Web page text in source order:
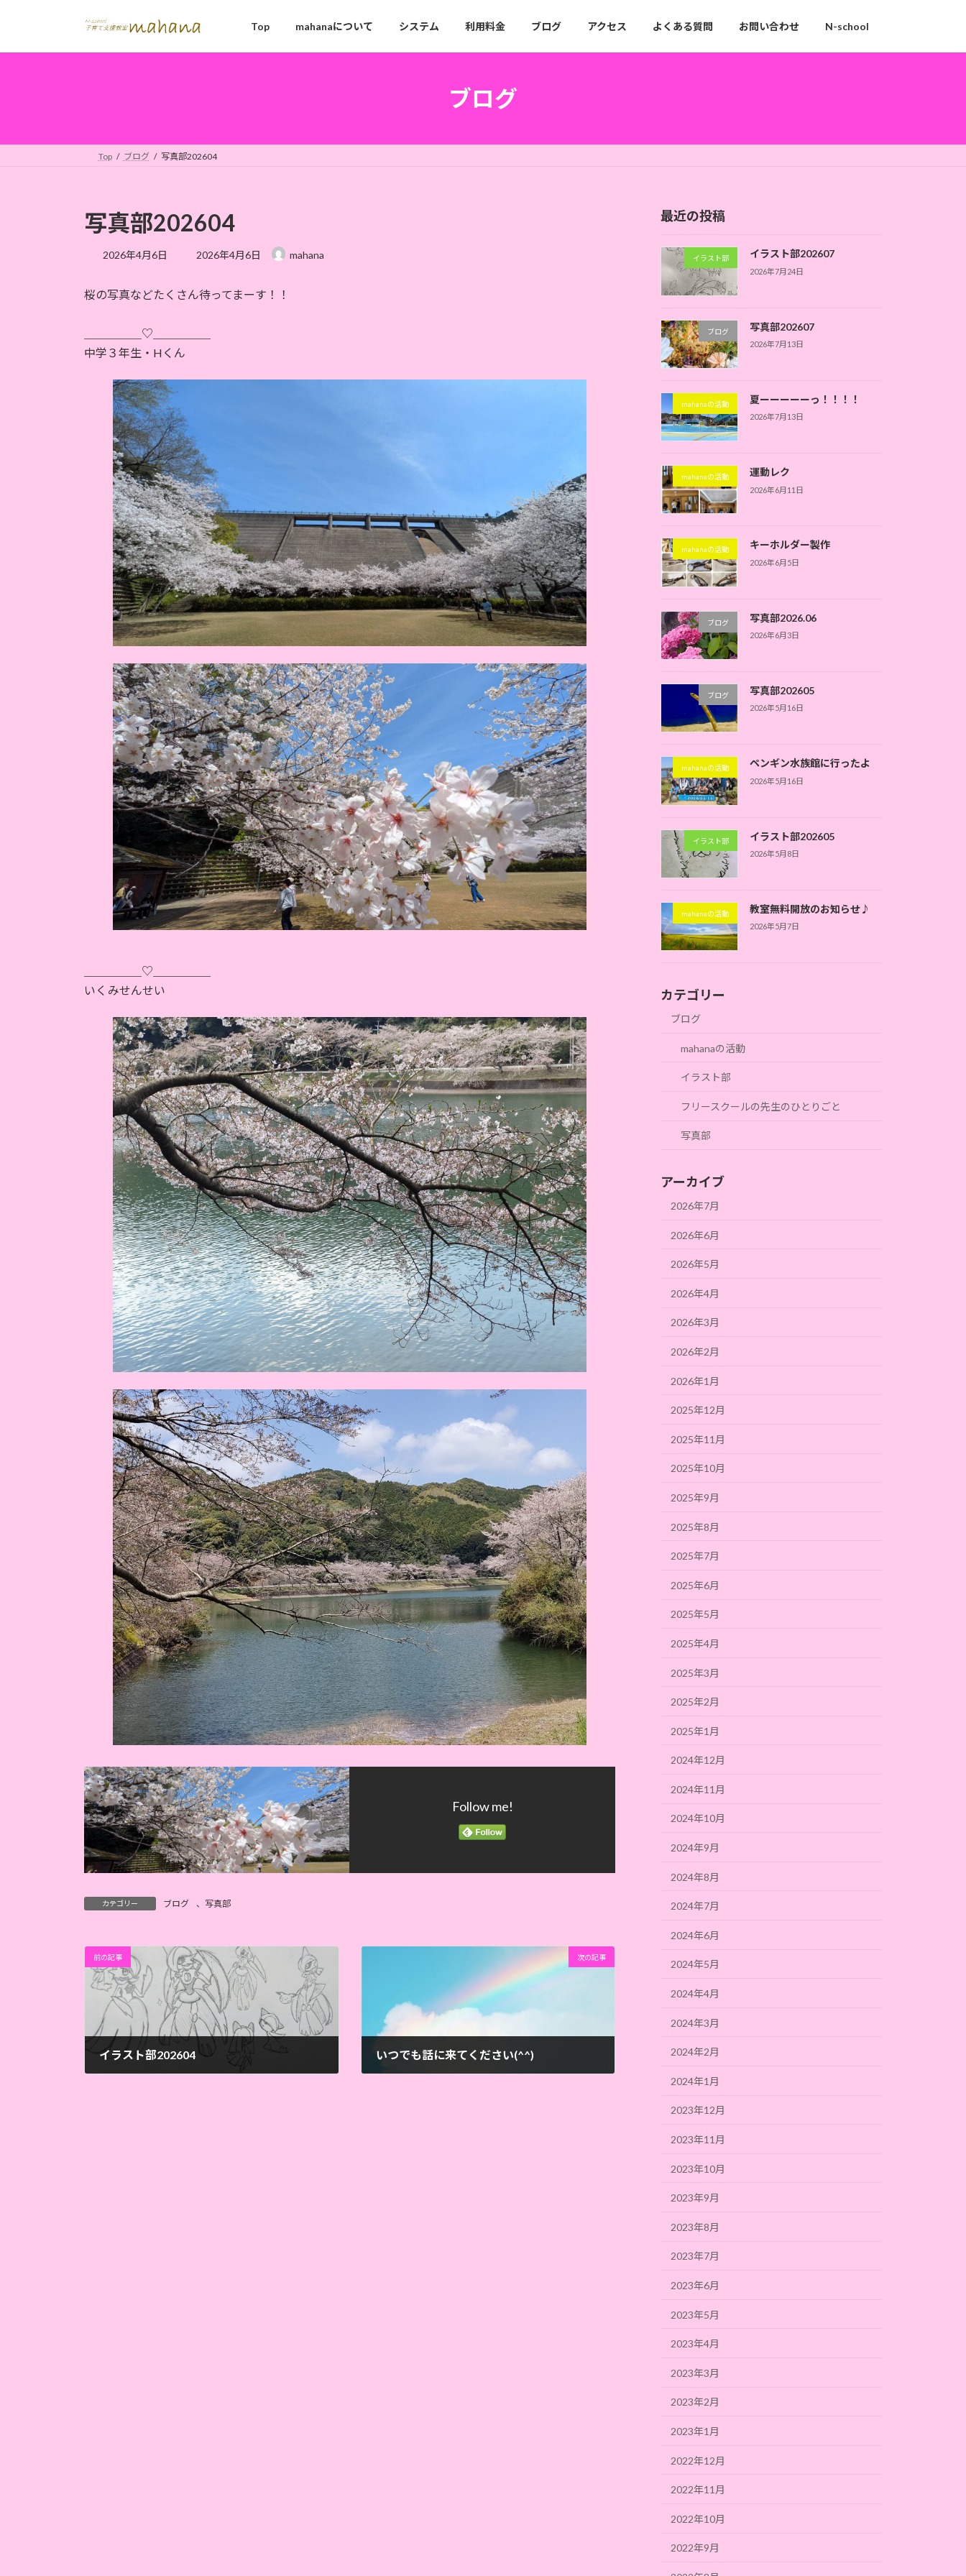
ッ
移
Top mahanaについて システム 利用料金 ブログ アクセス よくある質問 お問い合わせ N-school
ブログ
Top ブログ 写真部202604
写真部202604
2026年4月6日
最
新
:
2026年4月6日 mahana
桜の写真などたくさん待ってまーす！！
＿＿＿＿＿♡＿＿＿＿＿
中学３年生・Hくん
＿＿＿＿＿♡＿＿＿＿＿
いくみせんせい
Follow me!
カテゴリー ブログ 、 写真部
前の記事
イラスト部202604
次の記事
いつでも話に来てください(^^)
最近の投稿
イラスト部 イラスト部202607
2026年7月24日
ブログ 写真部202607
2026年7月13日
mahanaの活動 夏ーーーーーっ！！！！
2026年7月13日
mahanaの活動 運動レク
2026年6月11日
mahanaの活動 キーホルダー製作
2026年6月5日
ブログ 写真部2026.06
2026年6月3日
ブログ 写真部202605
2026年5月16日
mahanaの活動 ペンギン水族館に行ったよ
2026年5月16日
イラスト部 イラスト部202605
2026年5月8日
mahanaの活動 教室無料開放のお知らせ♪
2026年5月7日
カテゴリー
ブログ
mahanaの活動
イラスト部
フリースクールの先生のひとりごと
写真部
アーカイブ
2026年7月
2026年6月
2026年5月
2026年4月
2026年3月
2026年2月
2026年1月
2025年12月
2025年11月
2025年10月
2025年9月
2025年8月
2025年7月
2025年6月
2025年5月
2025年4月
2025年3月
2025年2月
2025年1月
2024年12月
2024年11月
2024年10月
2024年9月
2024年8月
2024年7月
2024年6月
2024年5月
2024年4月
2024年3月
2024年2月
2024年1月
2023年12月
2023年11月
2023年10月
2023年9月
2023年8月
2023年7月
2023年6月
2023年5月
2023年4月
2023年3月
2023年2月
2023年1月
2022年12月
2022年11月
2022年10月
2022年9月